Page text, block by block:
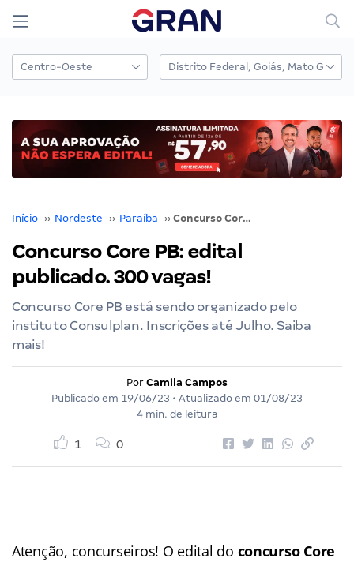
Início ›› Nordeste ›› Paraíba ›› Concurso Core PB: edital publicado. 300 vagas!
Concurso Core PB: edital
publicado. 300 vagas!
Concurso Core PB está sendo organizado pelo
instituto Consulplan. Inscrições até Julho. Saiba
mais!
Por Camila Campos
Publicado em 19/06/23 • Atualizado em 01/08/23
4 min. de leitura
1 0
Atenção, concurseiros! O edital do concurso Core